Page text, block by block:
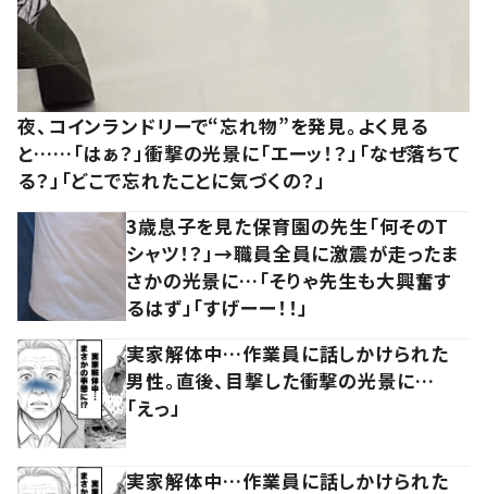
夜、コインランドリーで“忘れ物”を発見。よく見る
と……「はぁ？」衝撃の光景に「エーッ！？」「なぜ落ちて
る？」「どこで忘れたことに気づくの？」
3歳息子を見た保育園の先生「何そのT
シャツ！？」→職員全員に激震が走ったま
さかの光景に…「そりゃ先生も大興奮す
るはず」「すげーー！！」
実家解体中…作業員に話しかけられた
男性。直後、目撃した衝撃の光景に…
「えっ」
実家解体中…作業員に話しかけられた